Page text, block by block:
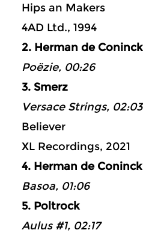
Hips an Makers
4AD Ltd., 1994
2. Herman de Coninck
Poëzie, 00:26
3. Smerz
Versace Strings, 02:03
Believer
XL Recordings, 2021
4. Herman de Coninck
Basoa, 01:06
5. Poltrock
Aulus #1, 02:17